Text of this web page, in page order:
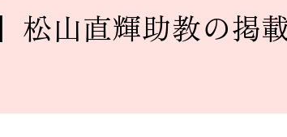
松山直輝助教の掲